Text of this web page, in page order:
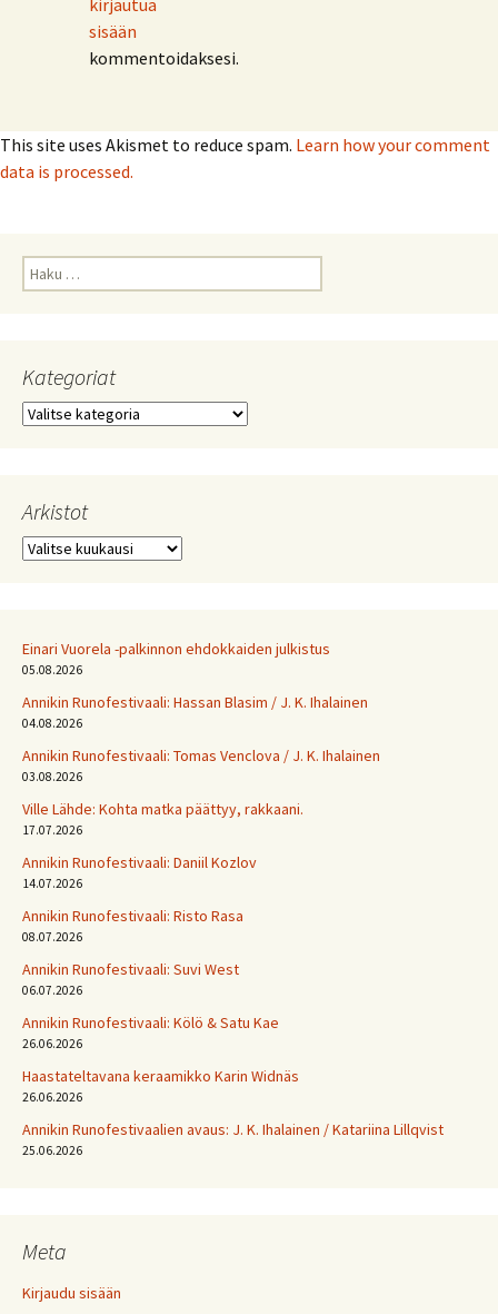
kirjautua
sisään
kommentoidaksesi.
This site uses Akismet to reduce spam. Learn how your comment
data is processed.
Haku:
Kategoriat
Kategoriat
Arkistot
Arkistot
Einari Vuorela -palkinnon ehdokkaiden julkistus
05.08.2026
Annikin Runofestivaali: Has­san Bla­sim / J. K. Ihalainen
04.08.2026
Annikin Runofestivaali: Tomas Venclova / J. K. Ihalainen
03.08.2026
Ville Lähde: Kohta matka päättyy, rakkaani.
17.07.2026
Annikin Runofestivaali: Daniil Kozlov
14.07.2026
Annikin Runofestivaali: Risto Rasa
08.07.2026
Annikin Runofestivaali: Suvi West
06.07.2026
Annikin Runofestivaali: Kölö & Satu Kae
26.06.2026
Haastateltavana keraamikko Karin Widnäs
26.06.2026
Annikin Runofestivaalien avaus: J. K. Ihalainen / Katariina Lillqvist
25.06.2026
Meta
Kirjaudu sisään